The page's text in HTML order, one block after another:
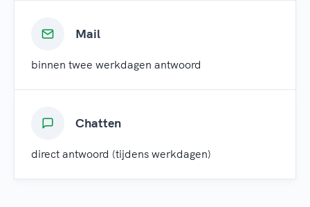
Mail
binnen twee werkdagen antwoord
Chatten
direct antwoord (tijdens werkdagen)